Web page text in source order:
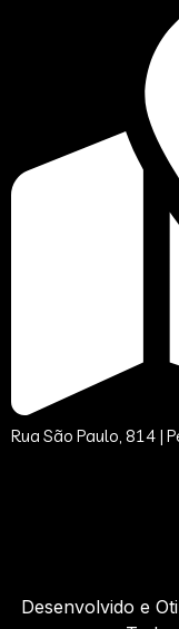
Rua São Paulo, 814 |
Desenvolvido e